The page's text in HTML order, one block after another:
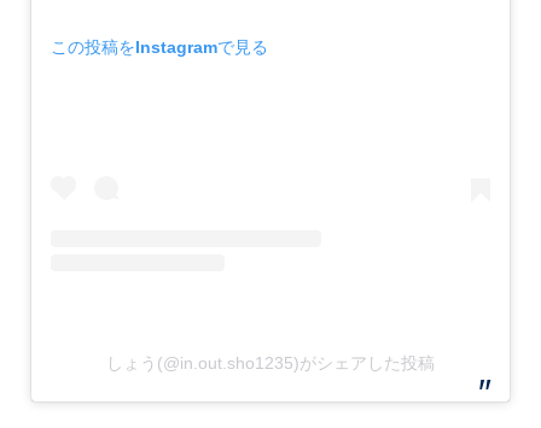
この投稿をInstagramで見る
しょう(@in.out.sho1235)がシェアした投稿